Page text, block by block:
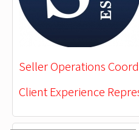
Seller Operations
Client Experience